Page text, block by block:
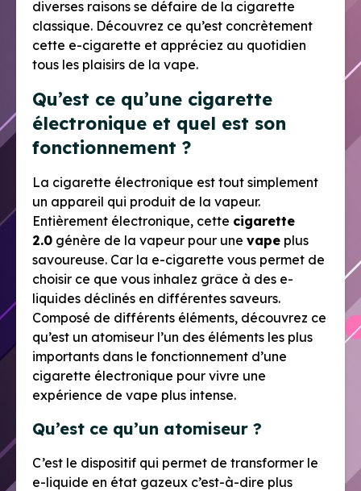
diverses raisons se défaire de la cigarette
classique. Découvrez ce qu’est concrètement
cette e-cigarette et appréciez au quotidien
tous les plaisirs de la vape.
Qu’est ce qu’une cigarette
électronique et quel est son
fonctionnement ?
La cigarette électronique est tout simplement
un appareil qui produit de la vapeur.
Entièrement électronique, cette cigarette
2.0 génère de la vapeur pour une vape plus
savoureuse. Car la e-cigarette vous permet de
choisir ce que vous inhalez grâce à des e-
liquides déclinés en différentes saveurs.
Composé de différents éléments, découvrez ce
qu’est un atomiseur l’un des éléments les plus
importants dans le fonctionnement d’une
cigarette électronique pour vivre une
expérience de vape plus intense.
Qu’est ce qu’un atomiseur ?
C’est le dispositif qui permet de transformer le
e-liquide en état gazeux c’est-à-dire plus